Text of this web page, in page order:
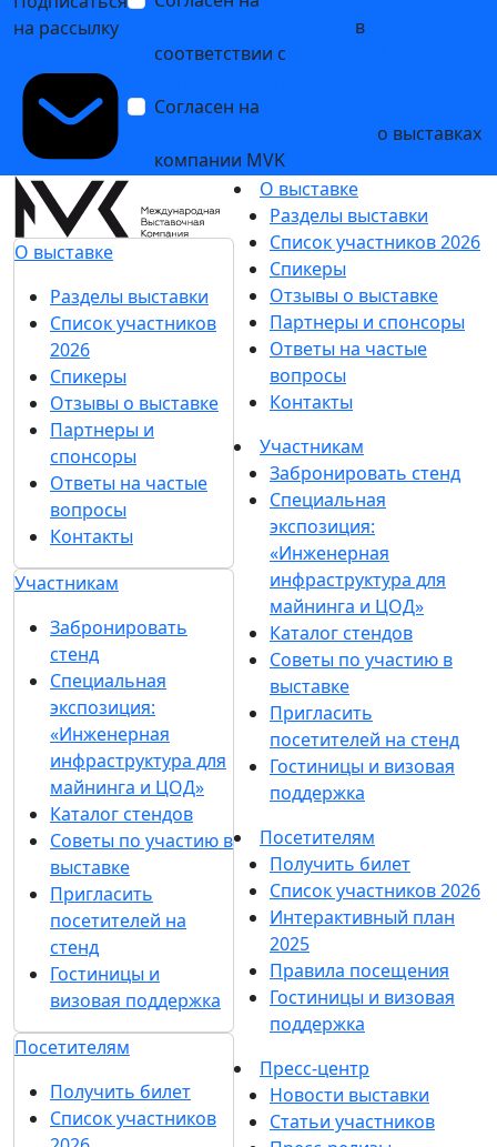
на рассылку
в
соответствии с
Согласен на
о выставках
компании MVK
О выставке
Разделы выставки
Список участников
2026
Спикеры
Отзывы о выставке
Партнеры и
спонсоры
Ответы на частые
вопросы
Контакты
Участникам
Забронировать
стенд
Специальная
экспозиция:
«Инженерная
инфраструктура для
майнинга и ЦОД»
Каталог стендов
Советы по участию в
выставке
Пригласить
посетителей на
стенд
Гостиницы и
визовая поддержка
Посетителям
Получить билет
Список участников
О выставке
Разделы выставки
Список участников 2026
Спикеры
Отзывы о выставке
Партнеры и спонсоры
Ответы на частые
вопросы
Контакты
Участникам
Забронировать стенд
Специальная
экспозиция:
«Инженерная
инфраструктура для
майнинга и ЦОД»
Каталог стендов
Советы по участию в
выставке
Пригласить
посетителей на стенд
Гостиницы и визовая
поддержка
Посетителям
Получить билет
Список участников 2026
Интерактивный план
2025
Правила посещения
Гостиницы и визовая
поддержка
Пресс-центр
Новости выставки
Статьи участников